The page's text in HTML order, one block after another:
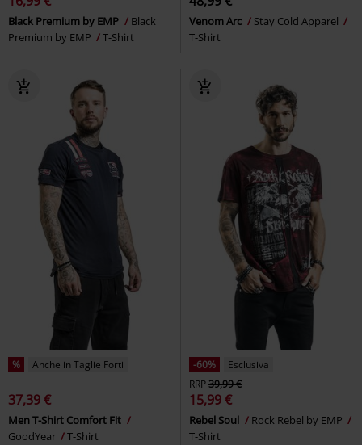
Black Premium by EMP
Black
Premium by EMP
T-Shirt
Venom Arc
Stay Cold Apparel
T-Shirt
% Anche in Taglie Forti
37,39 €
Men T-Shirt Comfort Fit
GoodYear
T-Shirt
-60%
Esclusiva
RRP39,99 €
15,99 €
Rebel Soul
Rock Rebel by EMP
T-Shirt